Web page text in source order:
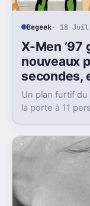
Begeek· 18 Juil
X-Men ’97
nouveaux
secondes,
Un plan furtif du
la porte à 11